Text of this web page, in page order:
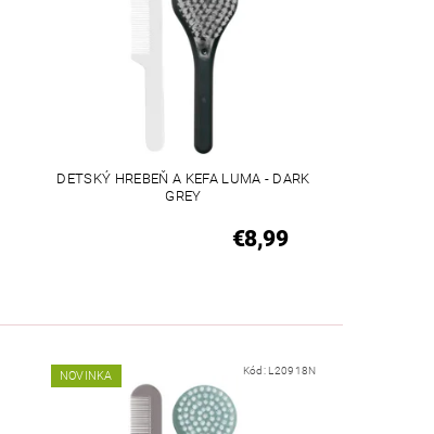
DETSKÝ HREBEŇ A KEFA LUMA - DARK
GREY
€8,99
NOVINKA Kód: L20918N